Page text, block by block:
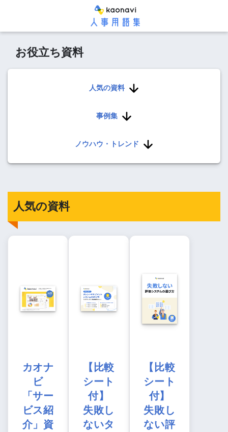
お役立ち資料
人気の資料
事例集
ノウハウ・トレンド
人気の資料
カオナ
ビ
「サー
ビス紹
介」資
【比較
シート
付】
失敗し
ないタ
【比較
シート
付】
失敗し
ない評